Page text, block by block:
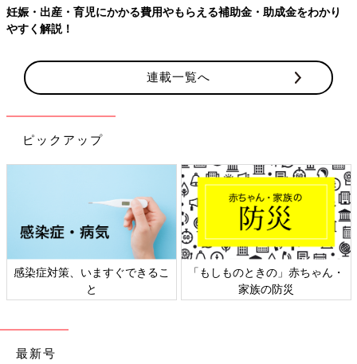
妊娠・出産・育児にかかる費用やもらえる補助金・助成金をわかり
やすく解説！
連載一覧へ
ピックアップ
感染症対策、いますぐできるこ
と
「もしものときの」赤ちゃん・
家族の防災
最新号